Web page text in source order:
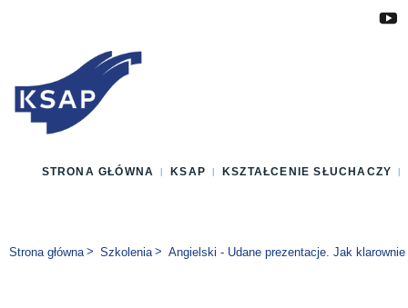
STRONA GŁÓWNA KSAP KSZTAŁCENIE SŁUCHACZY
Jesteś tutaj:
Strona główna Szkolenia Angielski - Udane prezentacje. Jak